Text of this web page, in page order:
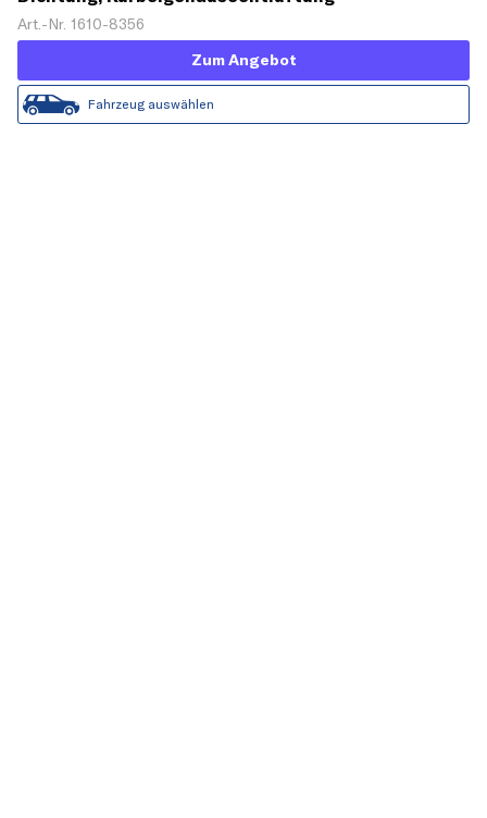
Art.-Nr. 1610-8356
Zum Angebot
Fahrzeug auswählen